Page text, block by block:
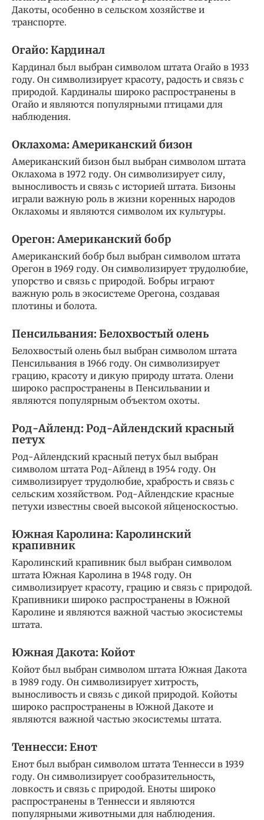
Дакоты, особенно в сельском хозяйстве и
транспорте.
Огайо: Кардинал
Кардинал был выбран символом штата Огайо в 1933
году. Он символизирует красоту, радость и связь с
природой. Кардиналы широко распространены в
Огайо и являются популярными птицами для
наблюдения.
Оклахома: Американский бизон
Американский бизон был выбран символом штата
Оклахома в 1972 году. Он символизирует силу,
выносливость и связь с историей штата. Бизоны
играли важную роль в жизни коренных народов
Оклахомы и являются символом их культуры.
Орегон: Американский бобр
Американский бобр был выбран символом штата
Орегон в 1969 году. Он символизирует трудолюбие,
упорство и связь с природой. Бобры играют
важную роль в экосистеме Орегона, создавая
плотины и болота.
Пенсильвания: Белохвостый олень
Белохвостый олень был выбран символом штата
Пенсильвания в 1966 году. Он символизирует
грацию, красоту и дикую природу штата. Олени
широко распространены в Пенсильвании и
являются популярным объектом охоты.
Род-Айленд: Род-Айлендский красный
петух
Род-Айлендский красный петух был выбран
символом штата Род-Айленд в 1954 году. Он
символизирует трудолюбие, храбрость и связь с
сельским хозяйством. Род-Айлендские красные
петухи известны своей высокой яйценоскостью.
Южная Каролина: Каролинский
крапивник
Каролинский крапивник был выбран символом
штата Южная Каролина в 1948 году. Он
символизирует красоту, грацию и связь с природой.
Крапивники широко распространены в Южной
Каролине и являются важной частью экосистемы
штата.
Южная Дакота: Койот
Койот был выбран символом штата Южная Дакота
в 1989 году. Он символизирует хитрость,
выносливость и связь с дикой природой. Койоты
широко распространены в Южной Дакоте и
являются важной частью экосистемы штата.
Теннесси: Енот
Енот был выбран символом штата Теннесси в 1939
году. Он символизирует сообразительность,
ловкость и связь с природой. Еноты широко
распространены в Теннесси и являются
популярными животными для наблюдения.